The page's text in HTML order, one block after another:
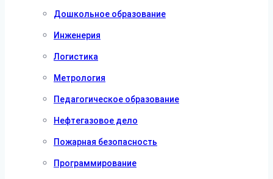
Дошкольное образование
Инженерия
Логистика
Метрология
Педагогическое образование
Нефтегазовое дело
Пожарная безопасность
Программирование